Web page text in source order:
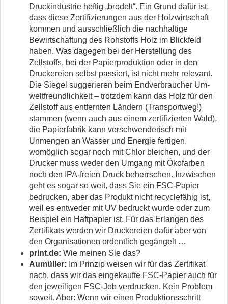
Druckindustrie heftig „brodelt“. Ein Grund dafür ist,
dass diese Zertifizierungen aus der Holzwirtschaft
kommen und ausschließlich die nachhaltige
Bewirtschaftung des Rohstoffs Holz im Blickfeld
haben. Was dagegen bei der Herstellung des
Zellstoffs, bei der Papierproduktion oder in den
Druckereien selbst passiert, ist nicht mehr relevant.
Die Siegel suggerieren beim Endverbraucher Um­
weltfreundlichkeit – trotzdem kann das Holz für den
Zellstoff aus entfernten Ländern (Transportweg!)
stammen (wenn auch aus einem zertifizierten Wald),
die Papierfabrik kann verschwenderisch mit
Unmengen an Wasser und Energie fertigen,
womöglich sogar noch mit Chlor bleichen, und der
Drucker muss weder den Umgang mit Ökofarben
noch den IPA-freien Druck beherrschen. Inzwischen
geht es sogar so weit, dass Sie ein FSC-Papier
bedrucken, aber das Produkt nicht recyclefähig ist,
weil es entweder mit UV bedruckt wurde oder zum
Beispiel ein Haftpapier ist. Für das Erlangen des
Zertifikats werden wir Druckereien dafür aber von
den Organisationen ordentlich gegängelt …
print.de: Wie meinen Sie das?
Aumüller: Im Prinzip weisen wir für das Zertifikat
nach, dass wir das eingekaufte FSC-Papier auch für
den jeweiligen FSC-Job verdrucken. Kein Problem
soweit. Aber: Wenn wir einen Produktionsschritt